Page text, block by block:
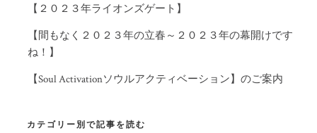
【２０２３年ライオンズゲート】
【間もなく２０２３年の立春～２０２３年の幕開けです
ね！】
【Soul Activationソウルアクティベーション】のご案内
カテゴリー別で記事を読む